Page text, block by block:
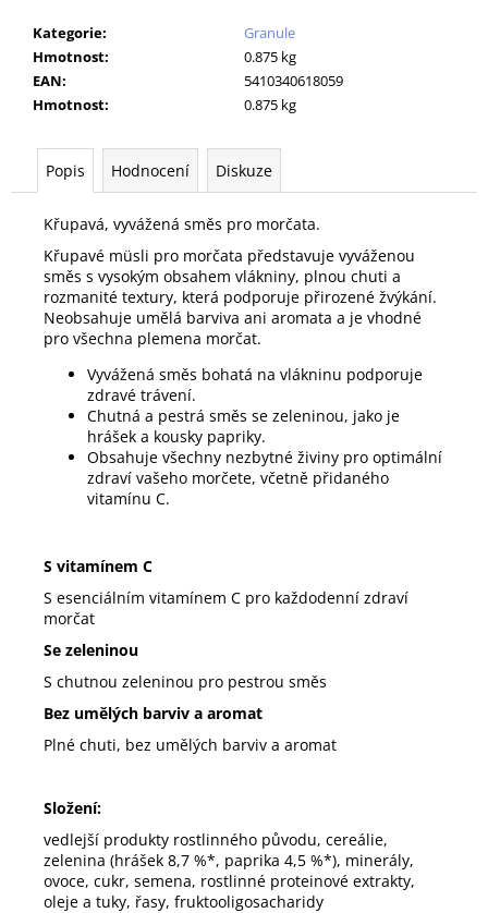
Kategorie:
Granule
Hmotnost:
0.875 kg
EAN:
5410340618059
Hmotnost: 0.875 kg
Popis Hodnocení Diskuze
Křupavá, vyvážená směs pro morčata.
Křupavé müsli pro morčata představuje vyváženou
směs s vysokým obsahem vlákniny, plnou chuti a
rozmanité textury, která podporuje přirozené žvýkání.
Neobsahuje umělá barviva ani aromata a je vhodné
pro všechna plemena morčat.
Vyvážená směs bohatá na vlákninu podporuje
zdravé trávení.
Chutná a pestrá směs se zeleninou, jako je
hrášek a kousky papriky.
Obsahuje všechny nezbytné živiny pro optimální
zdraví vašeho morčete, včetně přidaného
vitamínu C.
S vitamínem C
S esenciálním vitamínem C pro každodenní zdraví
morčat
Se zeleninou
S chutnou zeleninou pro pestrou směs
Bez umělých barviv a aromat
Plné chuti, bez umělých barviv a aromat
Složení:
vedlejší produkty rostlinného původu, cereálie,
zelenina (hrášek 8,7 %*, paprika 4,5 %*), minerály,
ovoce, cukr, semena, rostlinné proteinové extrakty,
oleje a tuky, řasy, fruktooligosacharidy
e
m
e
ROYAL
CANIN
VETERINARY
CAT
GASTROINTESTINAL
GRAVY
KAPSIČKY
12X85